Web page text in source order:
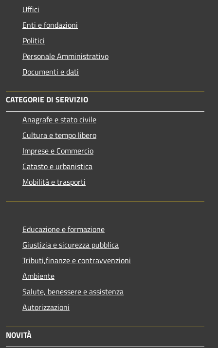
Uffici
Enti e fondazioni
Politici
Personale Amministrativo
Documenti e dati
CATEGORIE DI SERVIZIO
Anagrafe e stato civile
Cultura e tempo libero
Imprese e Commercio
Catasto e urbanistica
Mobilità e trasporti
Educazione e formazione
Giustizia e sicurezza pubblica
Tributi,finanze e contravvenzioni
Ambiente
Salute, benessere e assistenza
Autorizzazioni
NOVITÀ